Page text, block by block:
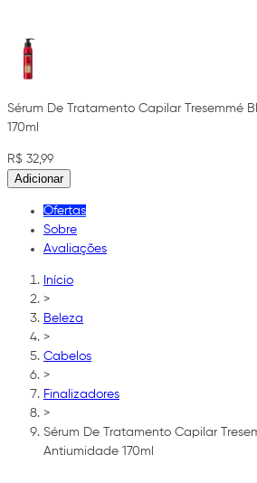
Sérum De Tratamento Capilar Tresemmé
170ml
R$ 32,99
Adicionar
Ofertas
Sobre
Avaliações
Início
>
Beleza
>
Cabelos
>
Finalizadores
>
Sérum De Tratamento Capilar
Antiumidade 170ml